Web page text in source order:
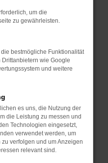
Seiten
die Seite in einem
vorübergehende
neuesten Stand
nicht nur ein
kann auch dazu
Funktionen nicht mehr
um die
zu gewährleisten.
bestmögliche Funktionalität
wie Google
und weitere
es uns, die Nutzung der
die Leistung zu messen und
Technologien eingesetzt,
verwendet werden, um
verfolgen und um Anzeigen
relevant sind.